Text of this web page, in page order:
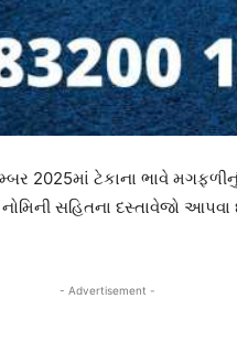
2025માં ટેકાના ભાવે
સહિતના દસ્તાવેજો
- Advertisement -